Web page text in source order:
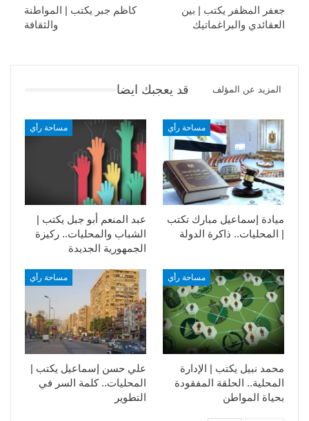
كاظم جبر يكتب | المواطنة
والثقافة
جعفر المظفر يكتب | بين
العقائدي والبراغماتيك
قد يعجبك ايضا المزيد عن المؤلف
مساحة رأي
عبد المنعم أبو جبل يكتب |
الشباب والمحليات.. ركيزة
الجمهورية الجديدة
مساحة رأي
ميادة إسماعيل مبارك تكتب
| المحليات.. ذاكرة الدولة
مساحة رأي
علي حسن إسماعيل يكتب |
المحليات.. كلمة السر في
التطوير​
مساحة رأي
محمد نبيل يكتب | الإدارة
المحلية.. الحلقة المفقودة
بحياة المواطن